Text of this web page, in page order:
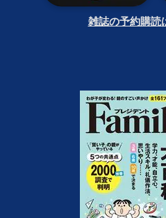
雑誌の予約購読